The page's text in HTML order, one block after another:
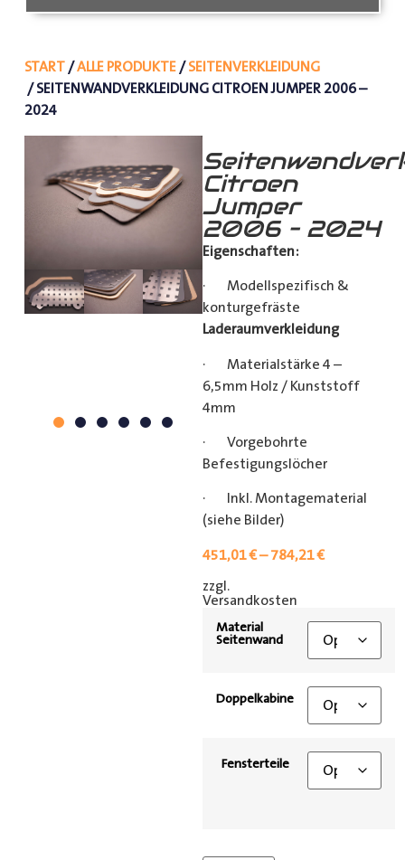
START/ALLE PRODUKTE/SEITENVERKLEIDUNG
/ SEITENWANDVERKLEIDUNG CITROEN JUMPER 2006 –
2024
Citroen
Jumper
2006 – 2024
Eigenschaften:
· Modellspezifisch &
konturgefräste
Laderaumverkleidung
· Materialstärke 4 –
6,5mm Holz / Kunststoff
4mm
· Vorgebohrte
Befestigungslöcher
· Inkl. Montagematerial
(siehe Bilder)
451,01€–784,21€
zzgl.
Versandkosten
Material
Seitenwand
Doppelkabine
Fensterteile